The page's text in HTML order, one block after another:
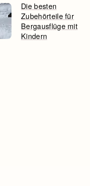
Die besten
Zubehörteile für
Bergausflüge mit
Kindern